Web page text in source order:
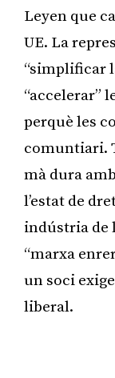
Leyen que
UE. La
“simplificar
“accelerar”
perquè les
comuntiari.
mà dura
l’estat de
indústria de
“marxa
un soci
liberal.